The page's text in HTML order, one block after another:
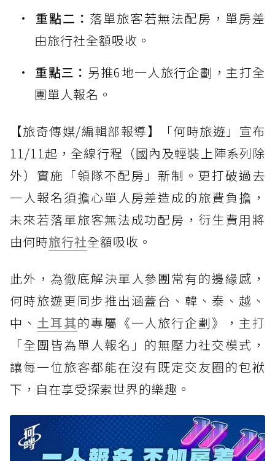
重點二： 落單旅客若無法配房，單房差
由旅行社全額吸收。
重點三： 另推6地一人旅行企劃，主打全
團單人報名。
【旅奇傳媒/編輯部報導】「何時旅遊」宣布
11/11起，全線行程（國內及輕裝上陣系列除
外）實施「領隊不配房」新制。更打破過去
一人報名須擔心單人房差造成的旅費負擔，
未來若落單旅客無法成功配房，衍生費用將
由何時旅行社全額吸收。
此外，為徹底解決單人參團常有的邊緣感，
何時旅遊更同步推出涵蓋台、韓、泰、越、
中、 土耳其的專屬《一人旅行企劃》，主打
「全團皆為單人報名」的無壓力社交模式，
讓每一位旅客都能在沒有既定交友圈的包袱
下，自在享受探索世界的樂趣。